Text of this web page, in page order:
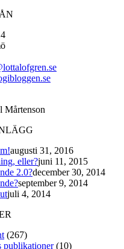
Mårtenson
augusti 31, 2016
eller?juni 11, 2015
2.0?december 30, 2014
september 9, 2014
juli 4, 2014
(267)
publikationer(10)